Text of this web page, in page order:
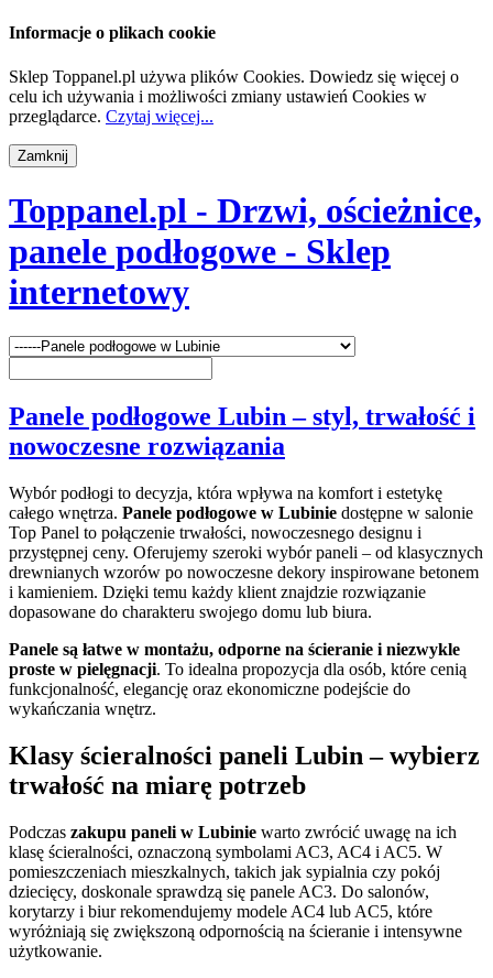
Informacje o plikach cookie
Sklep Toppanel.pl używa plików Cookies. Dowiedz się więcej o
celu ich używania i możliwości zmiany ustawień Cookies w
przeglądarce. Czytaj więcej...
Toppanel.pl - Drzwi, ościeżnice,
panele podłogowe - Sklep
internetowy
Panele podłogowe Lubin – styl, trwałość i
nowoczesne rozwiązania
Wybór podłogi to decyzja, która wpływa na komfort i estetykę
całego wnętrza. Panele podłogowe w Lubinie dostępne w salonie
Top Panel to połączenie trwałości, nowoczesnego designu i
przystępnej ceny. Oferujemy szeroki wybór paneli – od klasycznych
drewnianych wzorów po nowoczesne dekory inspirowane betonem
i kamieniem. Dzięki temu każdy klient znajdzie rozwiązanie
dopasowane do charakteru swojego domu lub biura.
Panele są łatwe w montażu, odporne na ścieranie i niezwykle
proste w pielęgnacji. To idealna propozycja dla osób, które cenią
funkcjonalność, elegancję oraz ekonomiczne podejście do
wykańczania wnętrz.
Klasy ścieralności paneli Lubin – wybierz
trwałość na miarę potrzeb
Podczas zakupu paneli w Lubinie warto zwrócić uwagę na ich
klasę ścieralności, oznaczoną symbolami AC3, AC4 i AC5. W
pomieszczeniach mieszkalnych, takich jak sypialnia czy pokój
dziecięcy, doskonale sprawdzą się panele AC3. Do salonów,
korytarzy i biur rekomendujemy modele AC4 lub AC5, które
wyróżniają się zwiększoną odpornością na ścieranie i intensywne
użytkowanie.